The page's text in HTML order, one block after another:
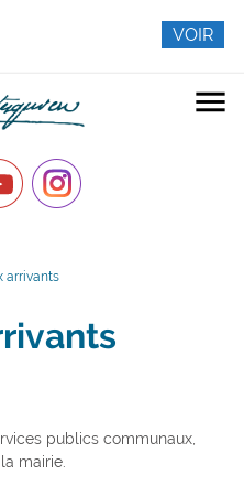
menu
arrivants
publics communaux,
mairie.
VOIR